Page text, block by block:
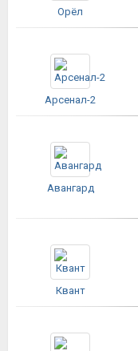
Орёл
Арсенал-2
Авангард
Квант